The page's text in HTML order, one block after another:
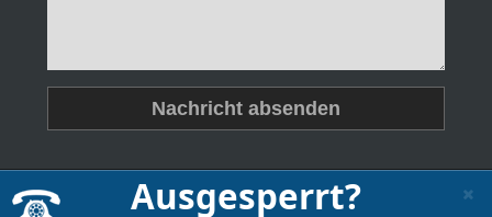
© 2013-2026 - Schlüsseldienst Beck. All rights reserved.
Ausgesperrt?